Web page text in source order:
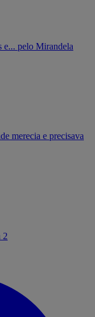
e... pelo Mirandela
merecia e precisava
2